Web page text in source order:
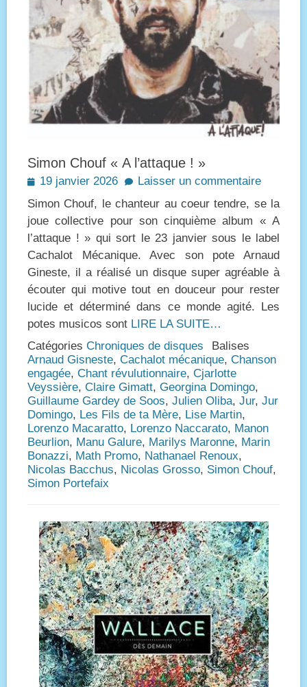
Simon Chouf « A l’attaque ! »
Posted
19 janvier 2026
Laisser un commentaire
Simon Chouf, le chanteur au coeur tendre, se la
joue collective pour son cinquième album « A
l’attaque ! » qui sort le 23 janvier sous le label
Cachalot Mécanique. Avec son pote Arnaud
Gineste, il a réalisé un disque super agréable à
écouter qui motive tout en douceur pour rester
lucide et déterminé dans ce monde agité. Les
potes musicos sont LIRE LA SUITE…
Catégories Chroniques de disques
Balises
Arnaud Gisneste, Cachalot mécanique, Chanson
engagée, Chant révulutionnaire, Cjarlotte
Veyssière, Claire Gimatt, Georgina Domingo,
Guillaume Gardey de Soos, Julien Oliba, Jur, Jur
Domingo, Les Fils de ta Mère, Lise Martin,
Lorenzo Macaratto, Lorenzo Naccarato, Manon
Beurlion, Manu Galure, Marilys Maronne, Marin
Bonazzi, Math Promo, Nathanael Renoux,
Nicolas Bacchus, Nicolas Grosso, Simon Chouf,
Simon Portefaix